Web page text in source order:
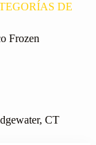
DE
Frozen
CT